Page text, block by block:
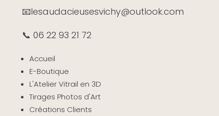
📧lesaudacieusesvichy@outlook.com
📞 06 22 93 21 72
Accueil
E-Boutique
L'Atelier Vitrail en 3D
Tirages Photos d'Art
Créations Clients